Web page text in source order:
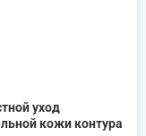
уход
кожи контура